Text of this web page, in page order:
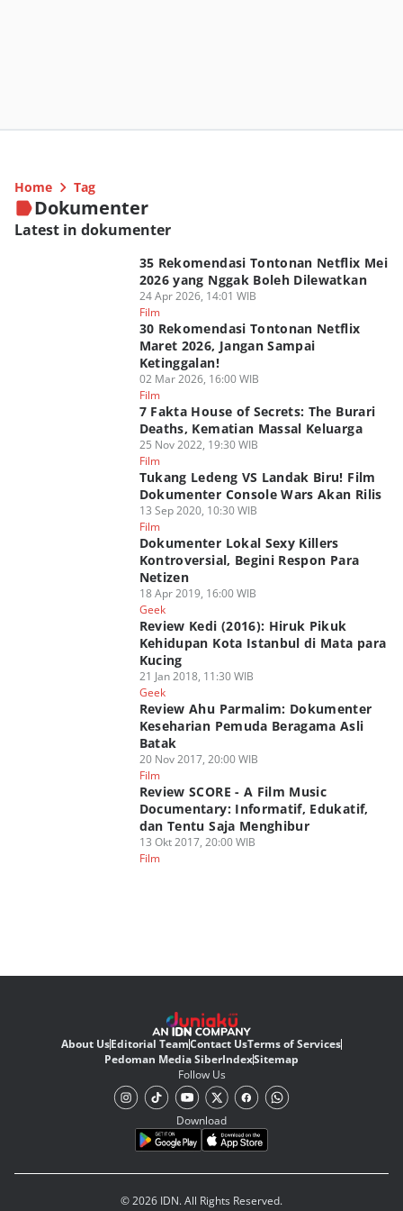
Home Tag
Dokumenter
Latest in dokumenter
35 Rekomendasi Tontonan Netflix Mei
2026 yang Nggak Boleh Dilewatkan
24 Apr 2026, 14:01 WIB
Film
30 Rekomendasi Tontonan Netflix
Maret 2026, Jangan Sampai
Ketinggalan!
02 Mar 2026, 16:00 WIB
Film
7 Fakta House of Secrets: The Burari
Deaths, Kematian Massal Keluarga
25 Nov 2022, 19:30 WIB
Film
Tukang Ledeng VS Landak Biru! Film
Dokumenter Console Wars Akan Rilis
13 Sep 2020, 10:30 WIB
Film
Dokumenter Lokal Sexy Killers
Kontroversial, Begini Respon Para
Netizen
18 Apr 2019, 16:00 WIB
Geek
Review Kedi (2016): Hiruk Pikuk
Kehidupan Kota Istanbul di Mata para
Kucing
21 Jan 2018, 11:30 WIB
Geek
Review Ahu Parmalim: Dokumenter
Keseharian Pemuda Beragama Asli
Batak
20 Nov 2017, 20:00 WIB
Film
Review SCORE - A Film Music
Documentary: Informatif, Edukatif,
dan Tentu Saja Menghibur
13 Okt 2017, 20:00 WIB
Film
About UsEditorial TeamContact UsTerms of Services
Pedoman Media SiberIndexSitemap
Follow Us
Download
© 2026 IDN. All Rights Reserved.